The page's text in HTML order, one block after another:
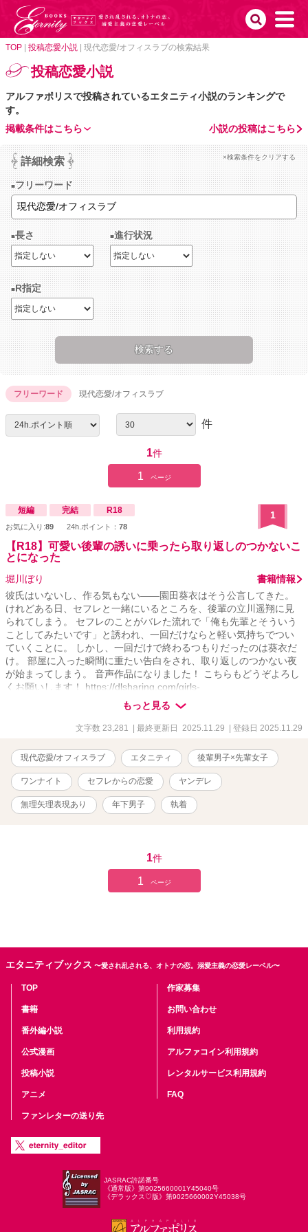
TOP 投稿恋愛小説 現代恋愛/オフィスラブの検索結果
投稿恋愛小説
アルファポリスで投稿されているエタニティ小説のランキングで
す。
小説の投稿はこちら
掲載条件はこちら
詳細検索 ×検索条件をクリアする
フリーワード
長さ 進行状況
R指定
フリーワード 現代恋愛/オフィスラブ
件
1件
1 ページ
短編 完結 R18
お気に入り:89 24h.ポイント： 78
1
【R18】可愛い後輩の誘いに乗ったら取り返しのつかないこ
とになった
堀川ぼり
書籍情報
彼氏はいないし、作る気もない――園田葵衣はそう公言してきた。
けれどある日、セフレと一緒にいるところを、後輩の立川遥翔に見
られてしまう。 セフレのことがバレた流れで「俺も先輩とそういう
ことしてみたいです」と誘われ、一回だけならと軽い気持ちでつい
ていくことに。 しかし、一回だけで終わるつもりだったのは葵衣だ
け。 部屋に入った瞬間に重たい告白をされ、取り返しのつかない夜
が始まってしまう。 音声作品になりました！ こちらもどうぞよろし
くお願いします！ https://dlsharing.com/girls-
touch/announce/=/product_id/RJ01579517.html ※他サイトにも投稿
もっと見る
文字数 23,281 | 最終更新日 2025.11.29 | 登録日 2025.11.29
現代恋愛/オフィスラブ エタニティ 後輩男子×先輩女子
ワンナイト セフレからの恋愛 ヤンデレ
無理矢理表現あり 年下男子 執着
1件
1 ページ
エタニティブックス 〜愛され乱される、オトナの恋。溺愛主義の恋愛レーベル〜
TOP
書籍
番外編小説
公式漫画
投稿小説
アニメ
ファンレターの送り先
作家募集
お問い合わせ
利用規約
アルファコイン利用規約
レンタルサービス利用規約
FAQ
JASRAC許諾番号
《通常版》第9025660001Y45040号
《デラックス♡版》第9025660002Y45038号